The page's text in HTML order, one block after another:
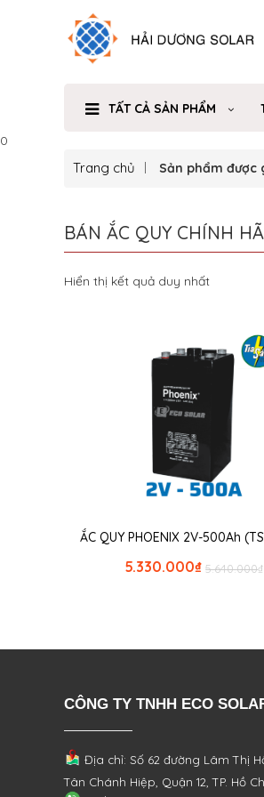
TẤT CẢ SẢN PHẨM
0
Trang chủ Sản phẩm được
BÁN ẮC QUY CHÍNH
Hiển thị kết quả duy nhất
ẮC QUY PHOENIX 2V-500Ah
₫
5.640.000
₫
5.330.000
CÔNG TY TNHH ECO
Địa chỉ: Số 62 đường Lâm Thị
Tân Chánh Hiệp, Quận 12, TP. Hồ